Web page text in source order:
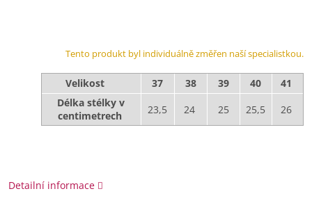
Tento produkt byl individuálně změřen naší specialistkou.
Velikost 37 38 39 40
41
Délka stélky v
centimetrech
23,5 24 25 25,5 26
Detailní informace